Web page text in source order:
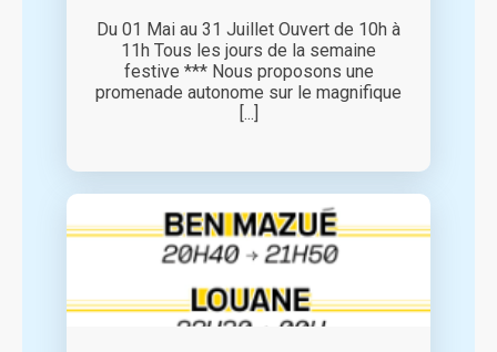
Du 01 Mai au 31 Juillet Ouvert de 10h à
11h Tous les jours de la semaine
festive *** Nous proposons une
promenade autonome sur le magnifique
[...]